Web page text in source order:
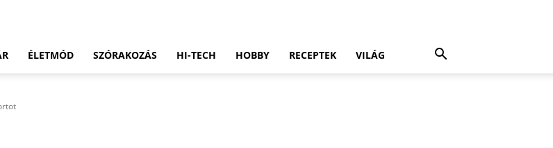
ÉLETMÓD SZÓRAKOZÁS HI-TECH HOBBY RECEPTEK VILÁG